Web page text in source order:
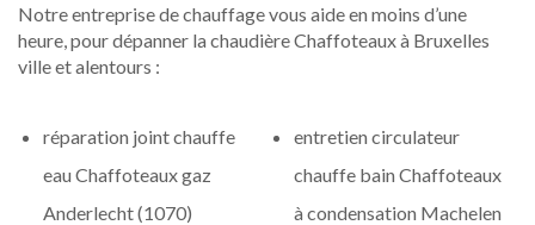
Notre entreprise de chauffage vous aide en moins d’une
heure, pour dépanner la chaudière Chaffoteaux à Bruxelles
ville et alentours :
réparation joint chauffe
eau Chaffoteaux gaz
Anderlecht (1070)
entretien circulateur
chauffe bain Chaffoteaux
à condensation Machelen